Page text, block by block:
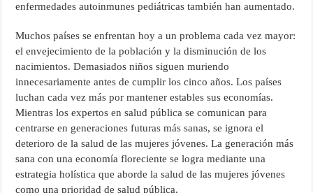
enfermedades autoinmunes pediátricas también han aumentado.
Muchos países se enfrentan hoy a un problema cada vez mayor:
el envejecimiento de la población y la disminución de los
nacimientos. Demasiados niños siguen muriendo
innecesariamente antes de cumplir los cinco años. Los países
luchan cada vez más por mantener estables sus economías.
Mientras los expertos en salud pública se comunican para
centrarse en generaciones futuras más sanas, se ignora el
deterioro de la salud de las mujeres jóvenes. La generación más
sana con una economía floreciente se logra mediante una
estrategia holística que aborde la salud de las mujeres jóvenes
como una prioridad de salud pública.